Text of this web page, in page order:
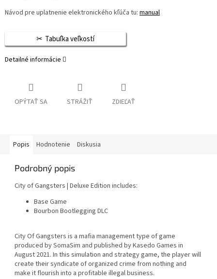
Návod pre uplatnenie elektronického kľúča tu: manual
Tabuľka veľkostí
Detailné informácie
OPÝTAŤ SA STRÁŽIŤ ZDIEĽAŤ
Popis Hodnotenie Diskusia
Podrobný popis
City of Gangsters | Deluxe Edition includes:
Base Game
Bourbon Bootlegging DLC
City Of Gangsters is a mafia management type of game
produced by SomaSim and published by Kasedo Games in
August 2021. In this simulation and strategy game, the player will
create their syndicate of organized crime from nothing and
make it flourish into a profitable illegal business.